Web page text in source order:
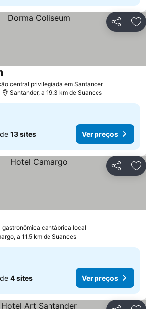
Partilhar
central privilegiada em SantanderVer preços
Santander, a 19.3 km de Suances
13 sites Ver preços
Partilhar
gastronômica cantábrica local
a 11.5 km de Suances
4 sites Ver preços